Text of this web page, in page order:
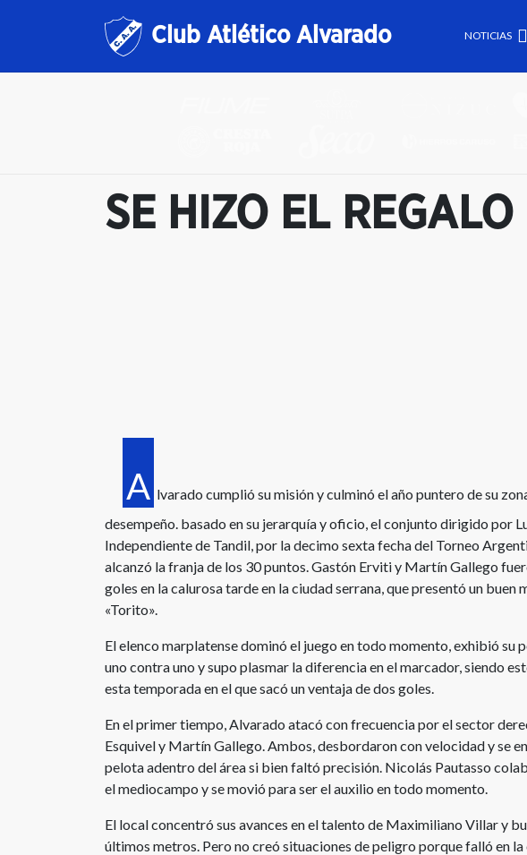
Club Atlético Alvarado NOTICIAS
SE HIZO EL
A lvarado cumplió su misión y culminó el año puntero de su
desempeño. basado en su jerarquía y oficio, el conjunto dirigido por
Independiente de Tandil, por la decimo sexta fecha del Torneo
alcanzó la franja de los 30 puntos. Gastón Erviti y Martín Gallego
goles en la calurosa tarde en la ciudad serrana, que presentó un buen
«Torito».
El elenco marplatense dominó el juego en todo momento, exhibió su
uno contra uno y supo plasmar la diferencia en el marcador, siendo
esta temporada en el que sacó un ventaja de dos goles.
En el primer tiempo, Alvarado atacó con frecuencia por el sector
Esquivel y Martín Gallego. Ambos, desbordaron con velocidad y se
pelota adentro del área si bien faltó precisión. Nicolás Pautasso
el mediocampo y se movió para ser el auxilio en todo momento.
El local concentró sus avances en el talento de Maximiliano Villar y
últimos metros. Pero no creó situaciones de peligro porque falló en